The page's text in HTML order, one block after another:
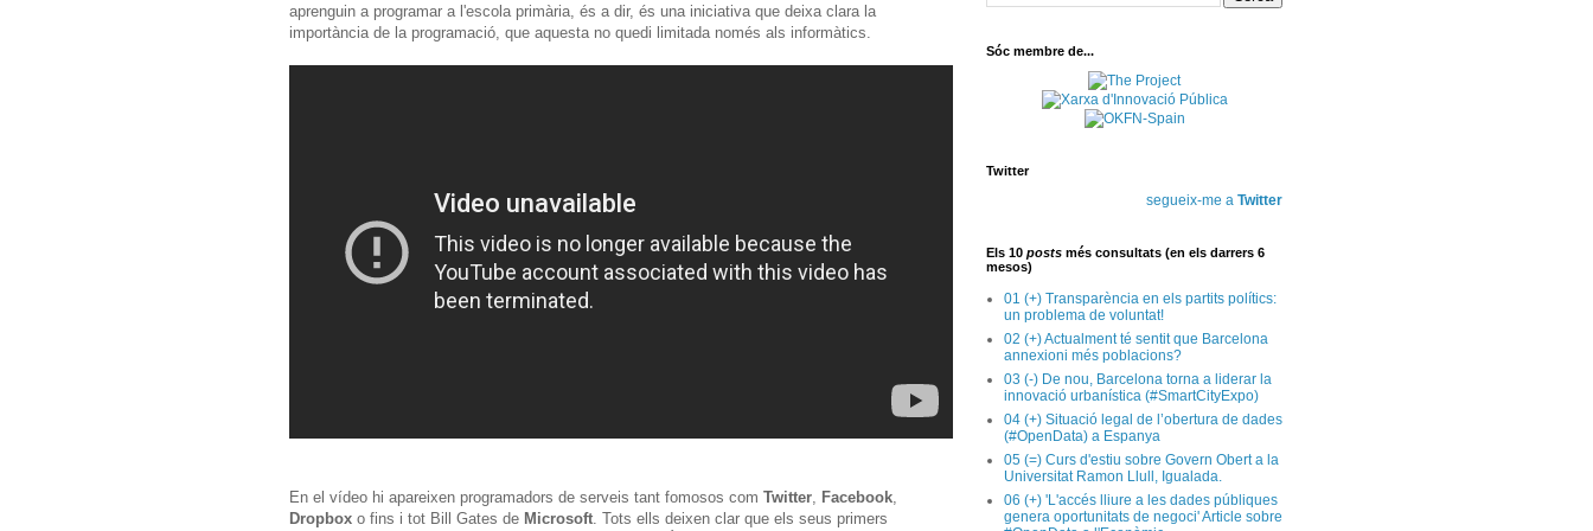
aprenguin a programar a l'escola primària, és a dir, és una iniciativa que deixa clara la
importància de la programació, que aquesta no quedi limitada només als informàtics.
En el vídeo hi apareixen programadors de serveis tant fomosos com Twitter Facebook
Dropbox o fins i tot Bill Gates de Microsoft . Tots ells deixen clar que els seus primers
Sóc membre de...
Twitter
segueix-me a Twitter
Els 10 posts més consultats (en els darrers 6
mesos)
01 (+) Transparència en els partits polítics:
un problema de voluntat!
02 (+) Actualment té sentit que Barcelona
annexioni més poblacions?
03 (-) De nou, Barcelona torna a liderar la
innovació urbanística (#SmartCityExpo)
04 (+) Situació legal de l’obertura de dades
(#OpenData) a Espanya
05 (=) Curs d'estiu sobre Govern Obert a la
Universitat Ramon Llull, Igualada.
06 (+) 'L'accés lliure a les dades públiques
genera oportunitats de negoci' Article sobre